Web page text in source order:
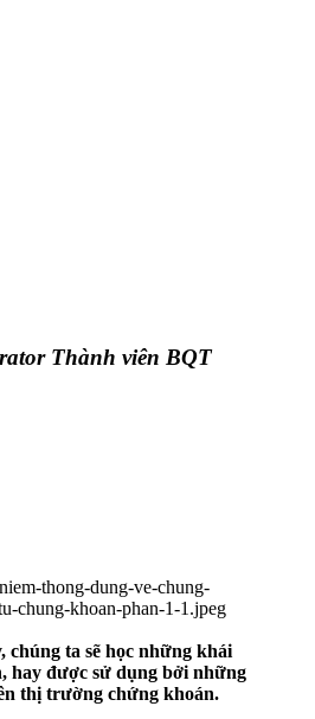
Thành viên BQT
chúng ta sẽ học những khái
hay được sử dụng bởi những
thị trường chứng khoán.